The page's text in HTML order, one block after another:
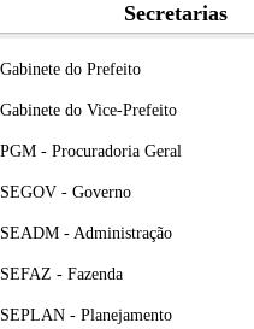
Secretarias
Gabinete do Prefeito
Gabinete do Vice-Prefeito
PGM - Procuradoria Geral
SEGOV - Governo
SEADM - Administração
SEFAZ - Fazenda
SEPLAN - Planejamento